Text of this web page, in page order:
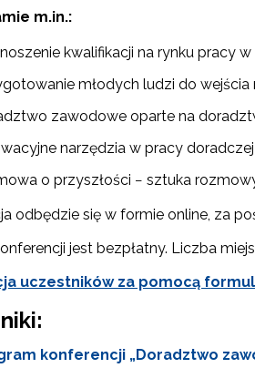
m.in.:
kwalifikacji na rynku pracy
młodych ludzi do wejścia
zawodowe oparte na
narzędzia w pracy
o przyszłości − sztuka
odbędzie się w formie online, za
jest bezpłatny. Liczba
uczestników za pomocą
konferencji „Doradztwo
i programach.
e-mail: